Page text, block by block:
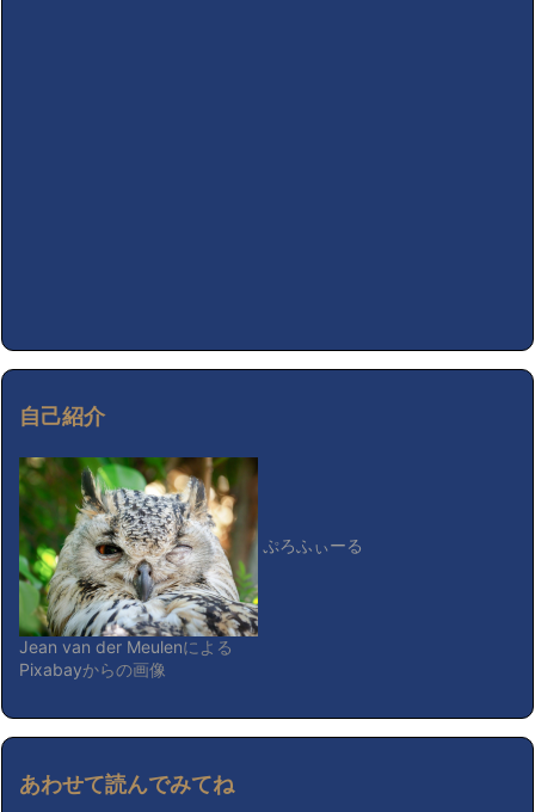
自己紹介
ぷろふぃーる
Jean van der Meulenによる
Pixabayからの画像
あわせて読んでみてね